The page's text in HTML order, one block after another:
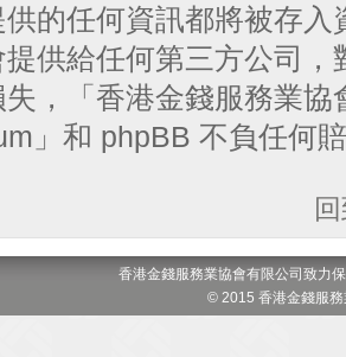
供的任何資訊都將被存
提供給任何第三方公司
，「香港金錢服務業
」和 phpBB 不負任何
香港金錢服務業協會有限公司致力
© 2015 香港金錢服